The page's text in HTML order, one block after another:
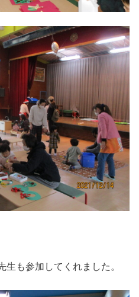
も参加してくれました。